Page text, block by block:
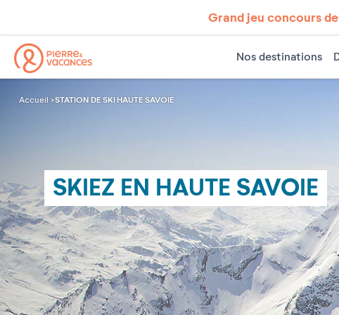
Grand jeu concours
Nos destinations
Accueil STATION DE SKI HAUTE SAVOIE
SKIEZ EN HAUTE SAVOIE